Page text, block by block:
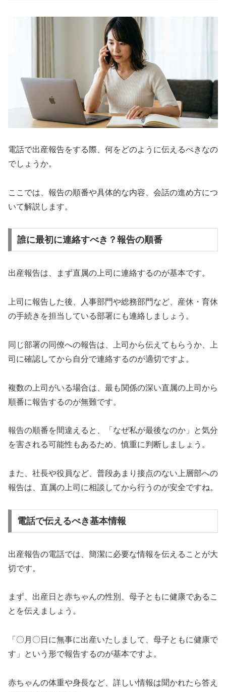
電話で出産報告をする際、何をどのように伝えるべきなの
でしょうか。
ここでは、報告の順番や具体的な内容、会話の進め方につ
いて解説します。
誰に最初に連絡すべき？報告の順番
出産報告は、まず直属の上司に連絡するのが基本です。
上司に報告した後、人事部門や総務部門など、産休・育休
の手続きを担当している部署にも連絡しましょう。
同じ部署の同僚への報告は、上司から伝えてもらうか、上
司に確認してから自分で連絡するのが適切ですよ。
複数の上司がいる場合は、最も関係の深い直属の上司から
順番に報告するのが無難です。
報告の順番を間違えると、「なぜ私が最後なのか」と気分
を害される可能性もあるため、慎重に判断しましょう。
また、社長や役員など、普段あまり接点のない上層部への
報告は、直属の上司に相談してから行うのが安全ですね。
電話で伝えるべき基本情報
出産報告の電話では、簡潔に必要な情報を伝えることが大
切です。
まず、出産日と赤ちゃんの性別、母子ともに健康であるこ
とを伝えましょう。
「〇月〇日に無事に出産いたしまして、母子ともに健康で
す」という形で報告するのが基本ですよ。
赤ちゃんの体重や身長など、詳しい情報は聞かれたら答え